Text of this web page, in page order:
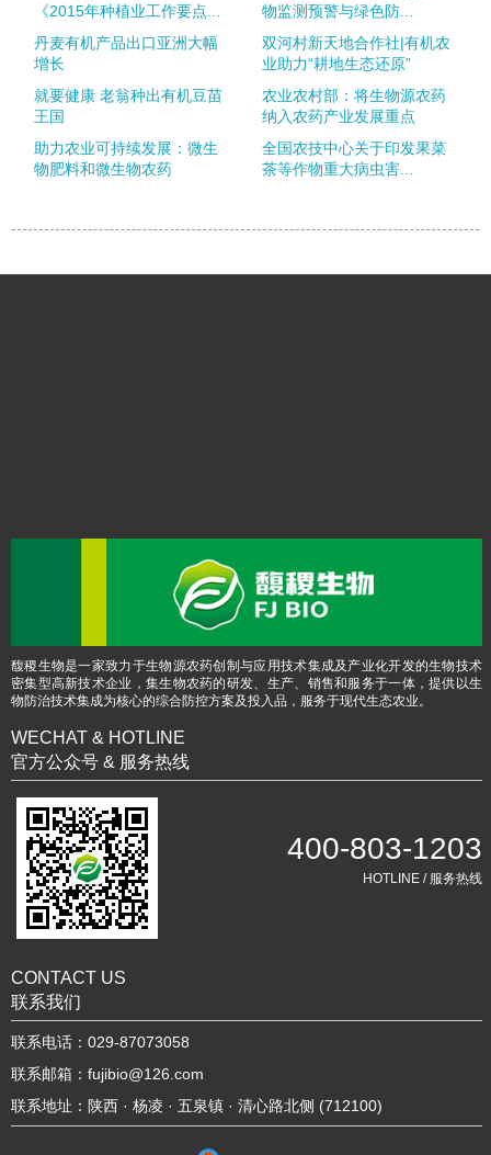
《2015年种植业工作要点...
物监测预警与绿色防...
丹麦有机产品出口亚洲大幅
增长
双河村新天地合作社|有机农
业助力“耕地生态还原”
就要健康 老翁种出有机豆苗
王国
农业农村部：将生物源农药
纳入农药产业发展重点
助力农业可持续发展：微生
物肥料和微生物农药
全国农技中心关于印发果菜
茶等作物重大病虫害...
馥稷生物是一家致力于生物源农药创制与应用技术集成及产业化开发的生物技术
密集型高新技术企业，集生物农药的研发、生产、销售和服务于一体，提供以生
物防治技术集成为核心的综合防控方案及投入品，服务于现代生态农业。
WECHAT & HOTLINE
官方公众号 & 服务热线
400-803-1203
HOTLINE / 服务热线
CONTACT US
联系我们
联系电话：029-87073058
联系邮箱：fujibio@126.com
联系地址：陕西 · 杨凌 · 五泉镇 · 清心路北侧 (712100)